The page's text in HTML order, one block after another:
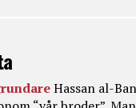
Hassan al-